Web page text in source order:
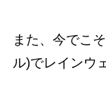
また、今でこ
ル)でレインウ